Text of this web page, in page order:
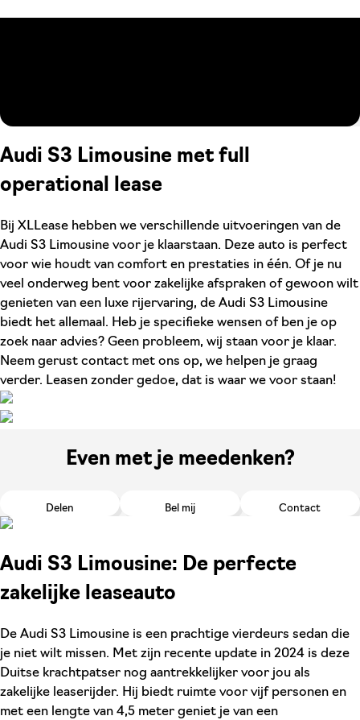
Audi S3 Limousine met full
operational lease
Bij XLLease hebben we verschillende uitvoeringen van de
Audi S3 Limousine voor je klaarstaan. Deze auto is perfect
voor wie houdt van comfort en prestaties in één. Of je nu
veel onderweg bent voor zakelijke afspraken of gewoon wilt
genieten van een luxe rijervaring, de Audi S3 Limousine
biedt het allemaal. Heb je specifieke wensen of ben je op
zoek naar advies? Geen probleem, wij staan voor je klaar.
Neem gerust contact met ons op, we helpen je graag
verder. Leasen zonder gedoe, dat is waar we voor staan!
Even met je meedenken?
Delen Bel mij Contact
Audi S3 Limousine: De perfecte
zakelijke leaseauto
De Audi S3 Limousine is een prachtige vierdeurs sedan die
je niet wilt missen. Met zijn recente update in 2024 is deze
Duitse krachtpatser nog aantrekkelijker voor jou als
zakelijke leaserijder. Hij biedt ruimte voor vijf personen en
met een lengte van 4,5 meter geniet je van een